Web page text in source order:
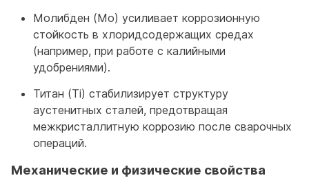
Молибден (Mo) усиливает коррозионную
стойкость в хлоридсодержащих средах
(например, при работе с калийными
удобрениями).
Титан (Ti) стабилизирует структуру
аустенитных сталей, предотвращая
межкристаллитную коррозию после сварочных
операций.
Механические и физические свойства